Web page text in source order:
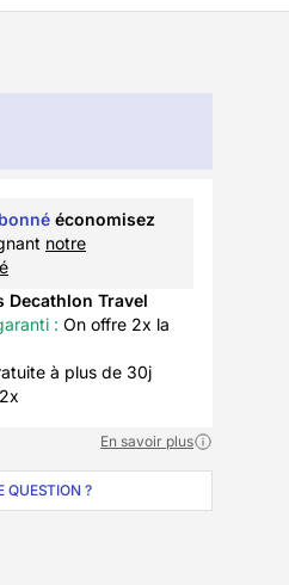
économisez
notre
Decathlon Travel
: On offre 2x la
à plus de 30j
En savoir plus
QUESTION ?